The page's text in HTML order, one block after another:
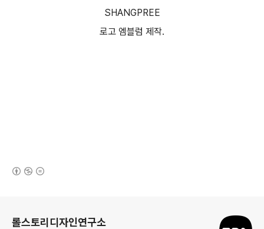
SHANGPREE
로고 엠블럼 제작.
롤스토리디자인연구소